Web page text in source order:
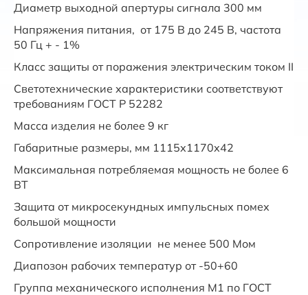
Диаметр выходной апертуры сигнала 300 мм
Напряжения питания, от 175 В до 245 В, частота
50 Гц + - 1%
Класс защиты от поражения электрическим током II
Светотехнические характеристики соответствуют
требованиям ГОСТ Р 52282
Масса изделия не более 9 кг
Габаритные размеры, мм 1115х1170х42
Максимальная потребляемая мощность не более 6
ВТ
Защита от микросекундных импульсных помех
большой мощности
Сопротивление изоляции не менее 500 Мом
Диапозон рабочих температур от -50+60
Группа механического исполнения М1 по ГОСТ